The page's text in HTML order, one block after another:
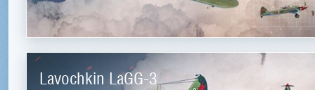
Lavochkin LaGG-3